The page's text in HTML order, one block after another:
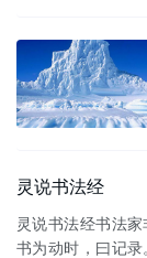
灵说书法经
灵说书法经书法
书为动时，曰记